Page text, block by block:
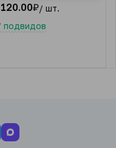
120.00₽/ шт.
подвидов